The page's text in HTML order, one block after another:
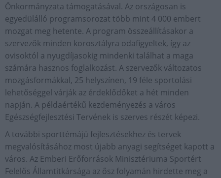
Önkormányzata támogatásával. Az országosan is
egyedülálló programsorozat több mint 4 000 embert
mozgat meg hetente. A program összeállításakor a
szervezők minden korosztályra odafigyeltek, így az
ovisoktól a nyugdíjasokig mindenki találhat a maga
számára hasznos foglalkozást. A szervezők változatos
mozgásformákkal, 25 helyszínen, 19 féle sportolási
lehetőséggel várják az érdeklődőket a hét minden
napján. A példaértékű kezdeményezés a város
Egészségfejlesztési Tervének is szerves részét képezi.
A további sporttémájú fejlesztésekhez és tervek
megvalósításához most újabb anyagi segítséget kapott a
város. Az Emberi Erőforrások Minisztériuma Sportért
Felelős Államtitkársága az ősz folyamán hirdette meg a